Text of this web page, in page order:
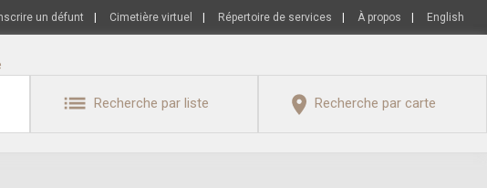
un défunt Cimetière virtuel Répertoire de services À propos English
Recherche par liste Recherche par carte